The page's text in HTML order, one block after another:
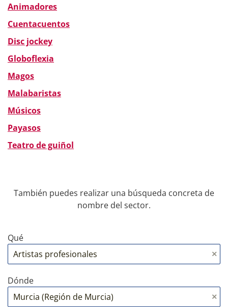
Animadores
Cuentacuentos
Disc jockey
Globoflexia
Magos
Malabaristas
Músicos
Payasos
Teatro de guiñol
También puedes realizar una búsqueda concreta de
nombre del sector.
Qué
Dónde